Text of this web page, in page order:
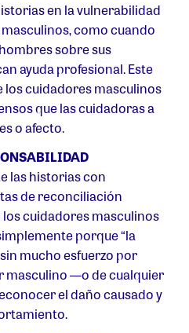
en la vulnerabilidad
como cuando
sobre sus
ayuda profesional. Este
los cuidadores masculinos
que las cuidadoras a
o afecto.
las historias con
de reconciliación
los cuidadores masculinos
porque “la
mucho esfuerzo por
masculino —o de cualquier
el daño causado y